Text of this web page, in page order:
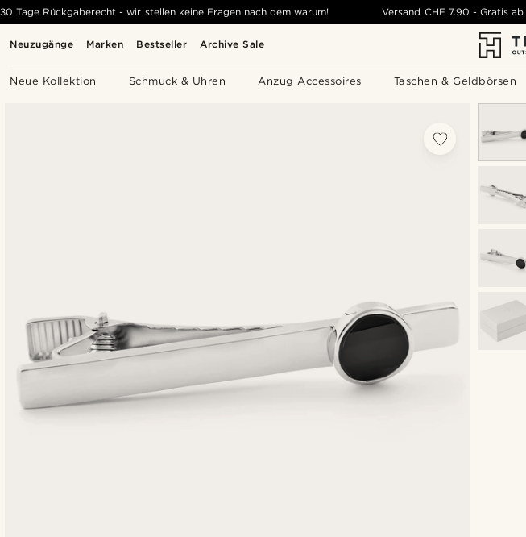
Neuzugänge Marken Bestseller Archive Sale
Neue Kollektion Schmuck & Uhren Anzug Accessoires Taschen & Geldbörsen
30 Tage Rückgaberecht - wir stellen keine Fragen nach dem warum! Versand CHF 7.90 - Gratis ab